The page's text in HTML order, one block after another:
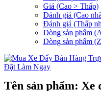
Giá (Cao > Thấp)
Đánh giá (Cao
Đánh giá (Thấp
Dòng sản phẩm
Dòng sản phẩm
Tên sản phẩm: Xe